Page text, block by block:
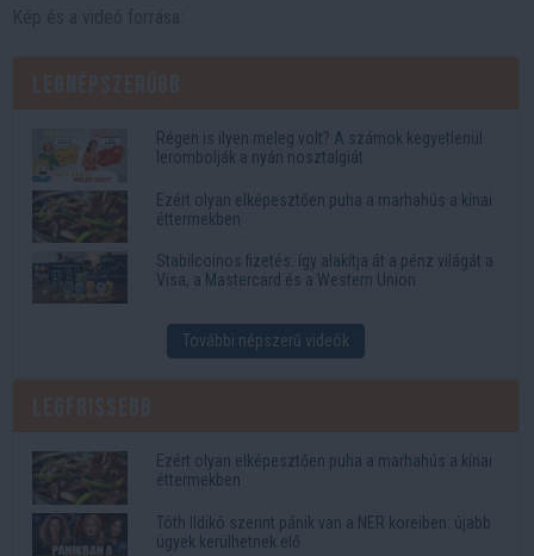
Régen is ilyen meleg volt? A számok kegyetlenül
lerombolják a nyári nosztalgiát
Ezért olyan elképesztően puha a marhahús a kínai
éttermekben
Stabilcoinos fizetés: így alakítja át a pénz világát a
Visa, a Mastercard és a Western Union
További népszerű videók
Ezért olyan elképesztően puha a marhahús a kínai
éttermekben
Tóth Ildikó szerint pánik van a NER köreiben: újabb
ügyek kerülhetnek elő